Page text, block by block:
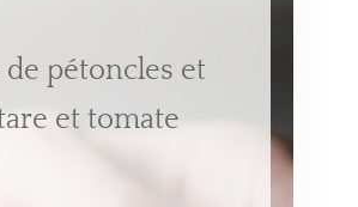
de pétoncles et
et tomate